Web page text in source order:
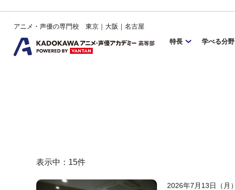
アニメ・声優の専門校 東京｜大阪｜名古屋
特長
学べる分野
表示中： 15件
2026年7月13日（月）